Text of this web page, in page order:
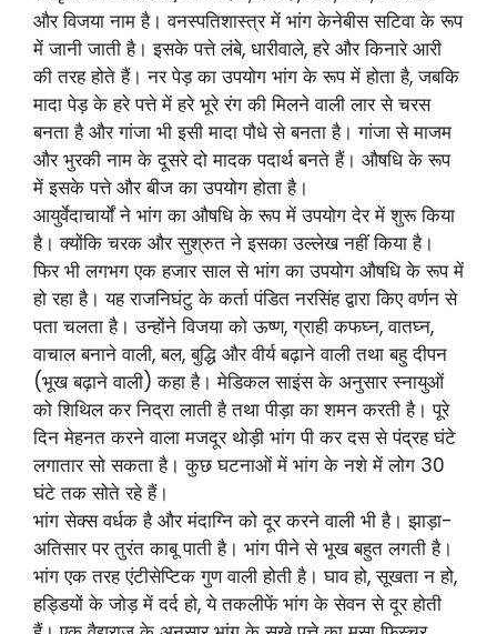
और विजया नाम है। वनस्पतिशास्त्र में भांग केनेबीस सटिवा के रूप
में जानी जाती है। इसके पत्ते लंबे, धारीवाले, हरे और किनारे आरी
की तरह होते हैं। नर पेड़ का उपयोग भांग के रूप में होता है, जबकि
मादा पेड़ के हरे पत्ते में हरे भूरे रंग की मिलने वाली लार से चरस
बनता है और गांजा भी इसी मादा पौधे से बनता है। गांजा से माजम
और भुरकी नाम के दूसरे दो मादक पदार्थ बनते हैं। औषधि के रूप
में इसके पत्ते और बीज का उपयोग होता है।
आयुर्वेदाचार्यों ने भांग का औषधि के रूप में उपयोग देर में शुरू किया
है। क्योंकि चरक और सुश्रुत ने इसका उल्लेख नहीं किया है।
फिर भी लगभग एक हजार साल से भांग का उपयोग औषधि के रूप में
हो रहा है। यह राजनिघंटु के कर्ता पंडित नरसिंह द्वारा किए वर्णन से
पता चलता है। उन्होंने विजया को ऊष्ण, ग्राही कफघ्न, वातघ्न,
वाचाल बनाने वाली, बल, बुद्धि और वीर्य बढ़ाने वाली तथा बहु दीपन
(भूख बढ़ाने वाली) कहा है। मेडिकल साइंस के अनुसार स्नायुओं
को शिथिल कर निद्रा लाती है तथा पीड़ा का शमन करती है। पूरे
दिन मेहनत करने वाला मजदूर थोड़ी भांग पी कर दस से पंद्रह घंटे
लगातार सो सकता है। कुछ घटनाओं में भांग के नशे में लोग 30
घंटे तक सोते रहे हैं।
भांग सेक्स वर्धक है और मंदाग्नि को दूर करने वाली भी है। झाड़ा-
अतिसार पर तुरंत काबू पाती है। भांग पीने से भूख बहुत लगती है।
भांग एक तरह एंटीसेप्टिक गुण वाली होती है। घाव हो, सूखता न हो,
हड्डियों के जोड़ में दर्द हो, ये तकलीफें भांग के सेवन से दूर होती